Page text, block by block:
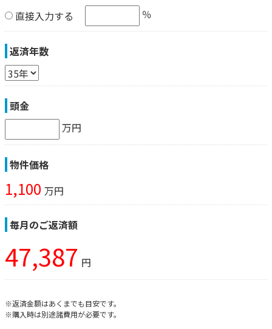
直接入力する
％
返済年数
頭金
万円
物件価格
1,100 万円
毎月のご返済額
47,387 円
※返済金額はあくまでも目安です。
※購入時は別途諸費用が必要です。